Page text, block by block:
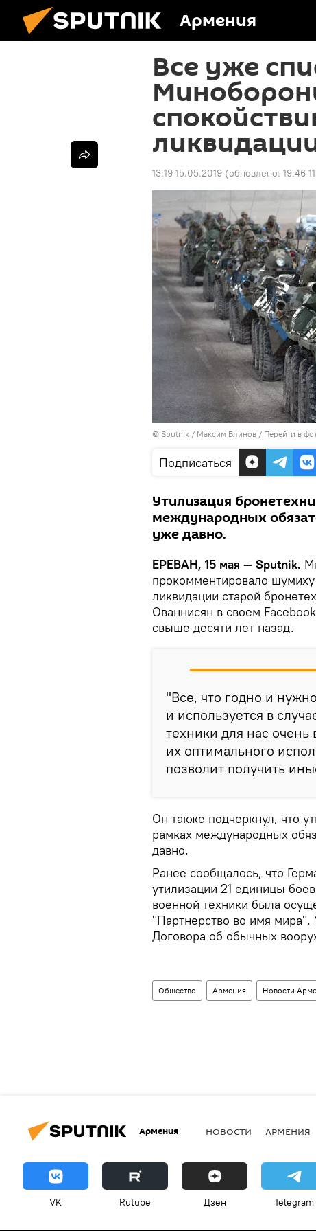
Армения
Все уже
13:19 15.05.2019 (обновлено: 19:46
© Sputnik / Максим Блинов / Перейти в
Подписаться
Утилизация
международных
уже давно.
ЕРЕВАН, 15 мая — Sputnik.
прокомментировало
ликвидации старой
Ованнисян в своем
свыше десяти лет назад.
"Все, что годно и
и используется в
техники для нас
их оптимального
позволит получить
Он также подчеркнул, что
рамках международных
давно.
Ранее сообщалось, что
утилизации 21 единицы
военной техники была
"Партнерство во имя мира".
Договора об обычных
Общество Армения Новости
Армения НОВОСТИ АРМЕНИЯ
VK Rutube Дзен Telegram